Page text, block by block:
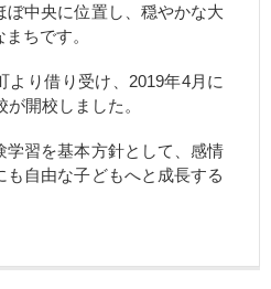
中央に位置し、穏やかな大
ちです。
より借り受け、2019年4月に
開校しました。
学習を基本方針として、感情
も自由な子どもへと成長する